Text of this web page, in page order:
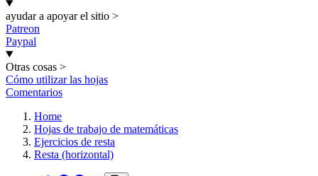
ayudar a apoyar el sitio >
Patreon
Paypal
Otras cosas >
Cómo utilizar las hojas
Comentarios
Home
Hojas de trabajo de matemáticas
Ejercicios de resta
Resta (horizontal)